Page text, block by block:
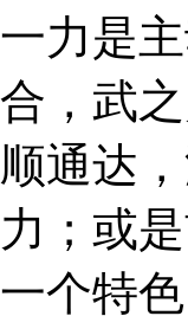
一力是
合，武
顺通达
力；或
一个特